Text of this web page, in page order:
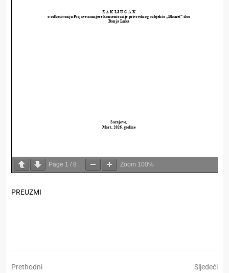
Page 1 / 8 Zoom 100%
PREUZMI
Prethodni Sljedeći